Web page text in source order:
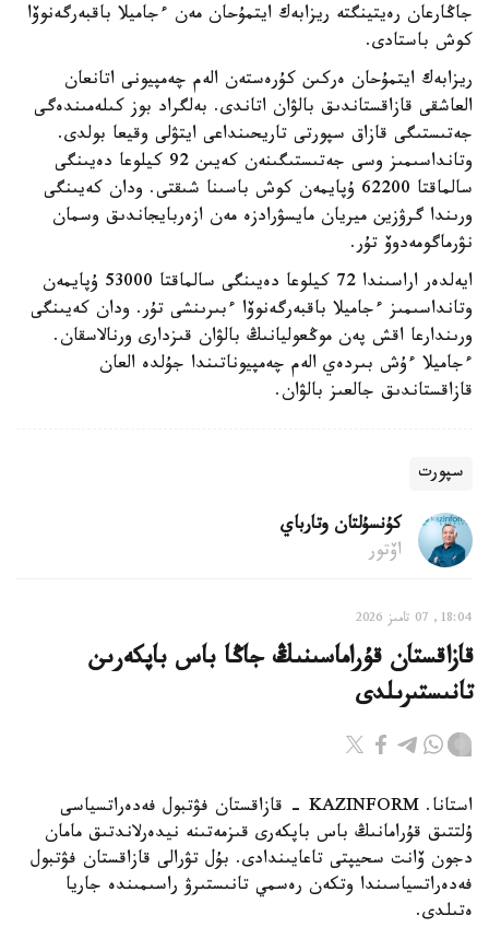
جاڭارعان رەيتينگتە ريزابەك ايتمۇحان مەن ءجاميلا باقبەرگەنوۆا
كوش باستادى.
ريزابەك ايتمۇحان ەركىن كۇرەستەن الەم چەمپيونى اتانعان
العاشقى قازاقستاندىق بالۋان اتاندى. بەلگراد بوز كىلەمىندەگى
جەتىستىگى قازاق سپورتى تاريحىنداعى ايتۋلى وقيعا بولدى.
وتانداسىمىز وسى جەتىستىگىنەن كەيىن 92 كيلوعا دەيىنگى
سالماقتا 62200 ۇپايمەن كوش باسىنا شىقتى. ودان كەيىنگى
ورىندا گرۋزين ميريان مايسۋرادزە مەن ازەربايجاندىق وسمان
نۋرماگومەدوۆ تۇر.
ايەلدەر اراسىندا 72 كيلوعا دەيىنگى سالماقتا 53000 ۇپايمەن
وتانداسىمىز ءجاميلا باقبەرگەنوۆا ءبىرىنشى تۇر. ودان كەيىنگى
ورىندارعا اقش پەن موڭعوليانىڭ بالۋان قىزدارى ورنالاسقان.
ءجاميلا ءۇش بىردەي الەم چەمپيوناتىندا جۇلدە العان
قازاقستاندىق جالعىز بالۋان.
سپورت
كۇنسۇلتان وتارباي
اۆتور
18:04, 07 تامىز 2026
قازاقستان قۇراماسىنىڭ جاڭا باس باپكەرىن
تانىستىرىلدى
استانا. KAZINFORM - قازاقستان فۋتبول فەدەراتسياسى
ۇلتتىق قۇرامانىڭ باس باپكەرى قىزمەتىنە نيدەرلاندتىق مامان
دجون ۆانت سحيپتى تاعايىندادى. بۇل تۋرالى قازاقستان فۋتبول
فەدەراتسياسىندا وتكەن رەسمي تانىستىرۋ راسىمىندە جاريا
ەتىلدى.